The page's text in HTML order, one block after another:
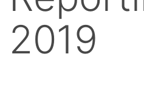
2019